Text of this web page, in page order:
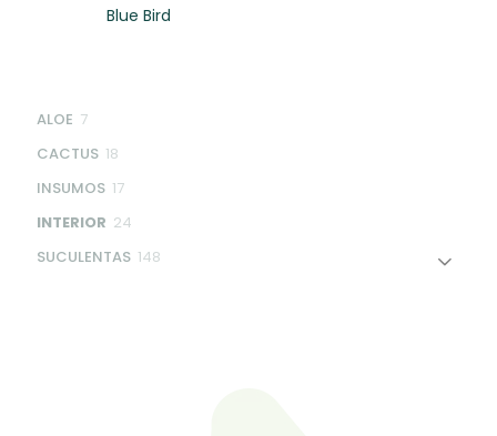
Blue Bird
ALOE 77
CACTUS 18
INSUMOS 1717
INTERIOR 24
SUCULENTAS 148